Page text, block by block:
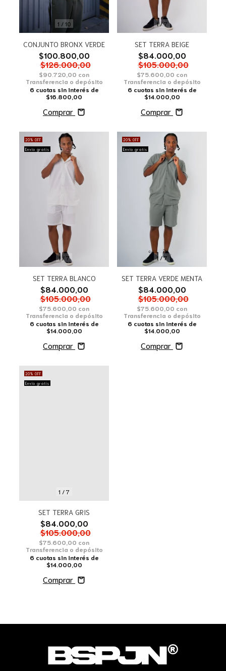
1 / 10
CONJUNTO BRONX VERDE
$100.800,00
$126.000,00
$90.720,00 con
Transferencia o depósito
6 cuotas sin interés de
$16.800,00
Comprar
1/7
SET TERRA BEIGE
$84.000,00
$105.000,00
$75.600,00 con
Transferencia o depósito
6 cuotas sin interés de
$14.000,00
Comprar
1/ 7
20% OFF
Envío gratis
SET TERRA BLANCO
$84.000,00
$105.000,00
$75.600,00 con
Transferencia o depósito
6 cuotas sin interés de
$14.000,00
Comprar
1/7
20% OFF
Envío gratis
SET TERRA VERDE MENTA
$84.000,00
$105.000,00
$75.600,00 con
Transferencia o depósito
6 cuotas sin interés de
$14.000,00
Comprar
1 / 7
20% OFF
Envío gratis
SET TERRA GRIS
$84.000,00
$105.000,00
$75.600,00 con
Transferencia o depósito
6 cuotas sin interés de
$14.000,00
Comprar